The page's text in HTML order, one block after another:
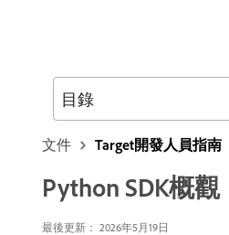
文件 Target開發人員指南
Python SDK概觀
最後更新： 2026年5月19日
目錄